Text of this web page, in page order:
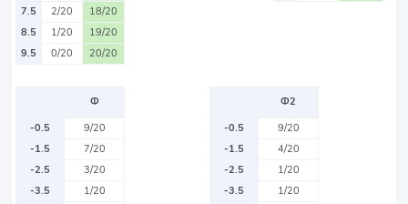
7.5
2/20
18/20
8.5
1/20
19/20
9.5
0/20 20/20
Ф
-0.5
9/20
-1.5
7/20
-2.5
3/20
-3.5
1/20
Ф2
-0.5
9/20
-1.5
4/20
-2.5
1/20
-3.5
1/20